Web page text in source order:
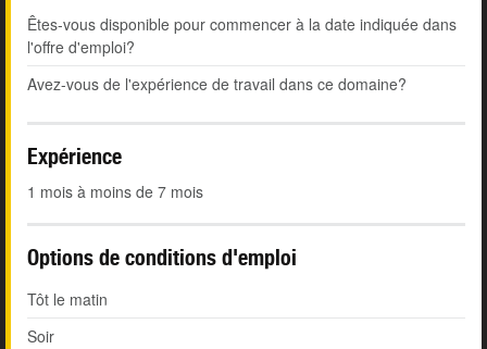
Êtes-vous disponible pour commencer à la date indiquée dans
l'offre d'emploi?
Avez-vous de l'expérience de travail dans ce domaine?
Expérience
1 mois à moins de 7 mois
Options de conditions d'emploi
Tôt le matin
Soir